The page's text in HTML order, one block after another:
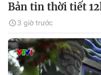
Bản tin thời tiết
3 giờ trước